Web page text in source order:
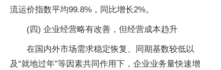
流运价指数平均99.8%，同比增长2%。
(四) 企业经营略有改善，但经营成本趋升
在国内外市场需求稳定恢复、同期基数较低以
及“就地过年”等因素共同作用下，企业业务量快速增